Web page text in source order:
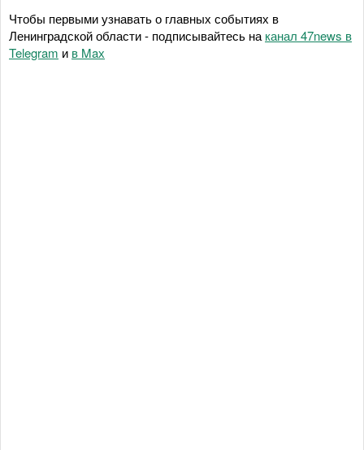
Чтобы первыми узнавать о главных событиях в
Ленинградской области - подписывайтесь на канал 47news в
Telegram и в Maх